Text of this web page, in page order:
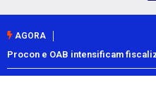
AGORA
Procon e OAB intensificam
Pais